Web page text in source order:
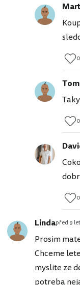
0
Tom
0
0
Lindapřed 9
Prosim
Chceme
myslite ze
potreba